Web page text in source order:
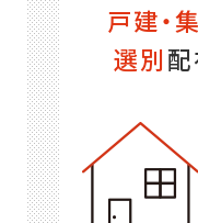
戸建・
選別